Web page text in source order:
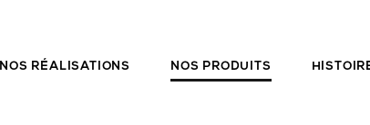
NOS RÉALISATIONS NOS PRODUITS